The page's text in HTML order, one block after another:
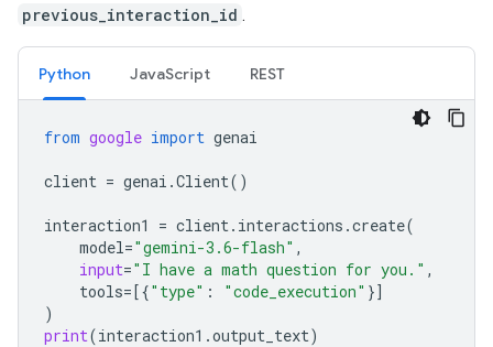
previous_interaction_id .
Python JavaScript REST
from google import genai
client = genai .Client()
interaction1 = client. interactions .create(
model="gemini-3.6-flash" ,
input="I have a math question for you." ,
tools=[{"type" : "code_execution" }]
)
print(interaction1 .output_text)